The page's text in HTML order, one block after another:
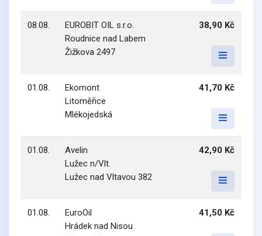
08.08.
EUROBIT OIL s.r.o.
Roudnice nad Labem
Žižkova 2497
38,90 Kč
01.08.
Ekomont
Litoměřice
Mlékojedská
41,70 Kč
01.08.
Avelin
Lužec n/Vlt.
Lužec nad Vltavou 382
42,90 Kč
01.08.
EuroOil
Hrádek nad Nisou
41,50 Kč